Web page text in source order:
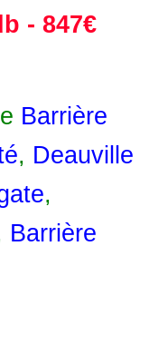
- 847€
Barrière
, Deauville
,
Barrière